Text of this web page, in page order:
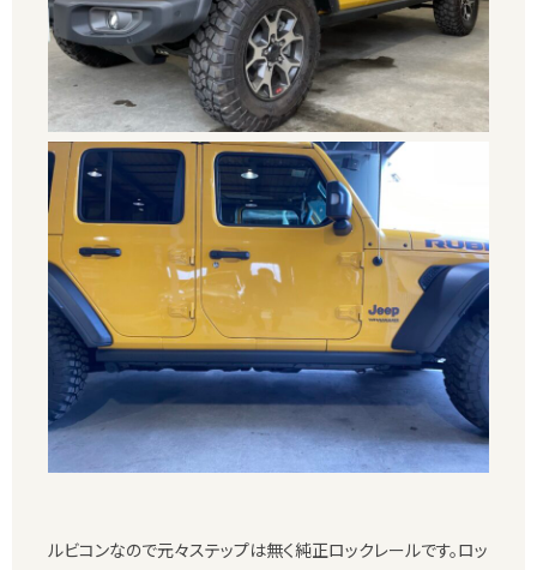
ルビコンなので元々ステップは無く純正ロックレールです。ロッ